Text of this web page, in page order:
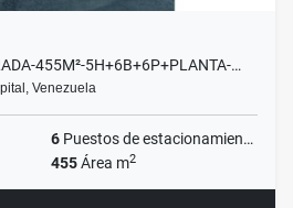
455M²-5H+6B+6P+PLANTA-…
Venezuela
6 Puestos de estacionamientos
455Área m2